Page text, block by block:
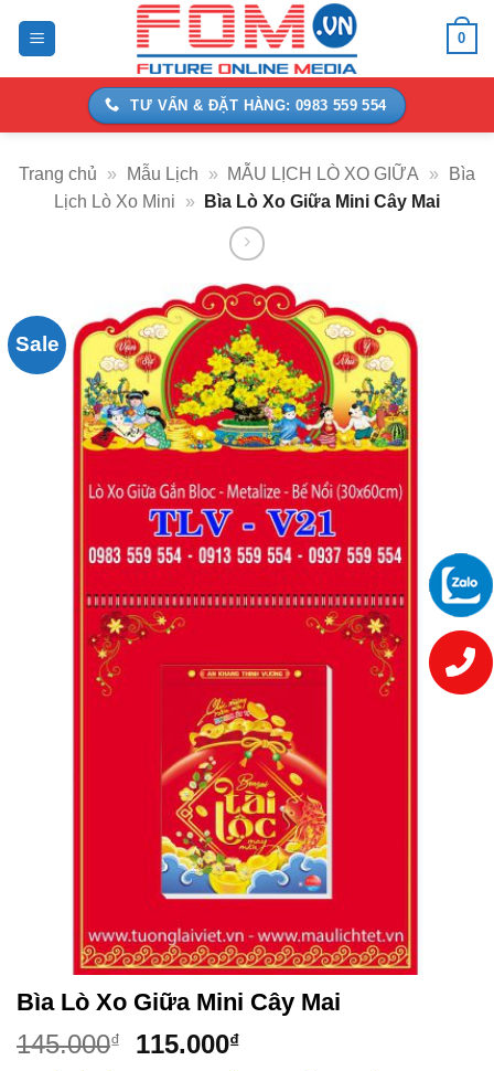
0
TƯ VẤN & ĐẶT HÀNG: 0983 559 554
Trang chủ » Mẫu Lịch » MẪU LỊCH LÒ XO GIỮA »
Bìa
Lịch Lò Xo Mini
» Bìa Lò Xo Giữa Mini Cây Mai
Sale
Bìa Lò Xo Giữa Mini Cây Mai
145.000₫
Giá
115.000₫Giá